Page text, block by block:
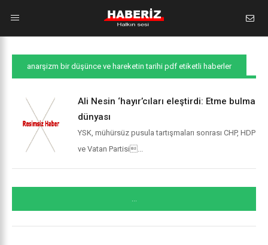
anarşizm bir düşünce ve hareketin tarihi pdf etiketli haberler
Ali Nesin ‘hayır’cıları eleştirdi: Etme bulma
dünyası
YSK, mühürsüz pusula tartışmaları sonrası CHP, HDP
ve Vatan Partisi...
...